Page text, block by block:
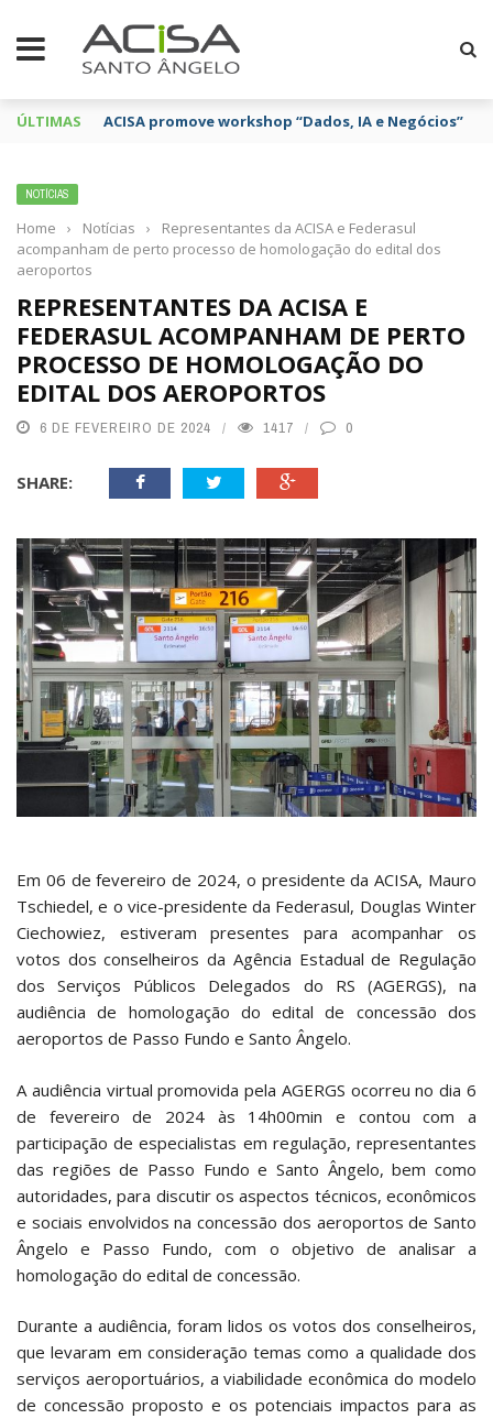
ÚLTIMAS ACISA promove workshop “Dados, IA e Negócios”
NOTÍCIAS
Home › Notícias ›
Representantes da ACISA e Federasul
acompanham de perto processo de homologação do edital dos
aeroportos
REPRESENTANTES DA ACISA E
FEDERASUL ACOMPANHAM DE PERTO
PROCESSO DE HOMOLOGAÇÃO DO
EDITAL DOS AEROPORTOS
6 DE FEVEREIRO DE 2024 1417 0
SHARE:
Em 06 de fevereiro de 2024, o presidente da ACISA, Mauro
Tschiedel, e o vice-presidente da Federasul, Douglas Winter
Ciechowiez, estiveram presentes para acompanhar os
votos dos conselheiros da Agência Estadual de Regulação
dos Serviços Públicos Delegados do RS (AGERGS), na
audiência de homologação do edital de concessão dos
aeroportos de Passo Fundo e Santo Ângelo.
A audiência virtual promovida pela AGERGS ocorreu no dia 6
de fevereiro de 2024 às 14h00min e contou com a
participação de especialistas em regulação, representantes
das regiões de Passo Fundo e Santo Ângelo, bem como
autoridades, para discutir os aspectos técnicos, econômicos
e sociais envolvidos na concessão dos aeroportos de Santo
Ângelo e Passo Fundo, com o objetivo de analisar a
homologação do edital de concessão.
Durante a audiência, foram lidos os votos dos conselheiros,
que levaram em consideração temas como a qualidade dos
serviços aeroportuários, a viabilidade econômica do modelo
de concessão proposto e os potenciais impactos para as